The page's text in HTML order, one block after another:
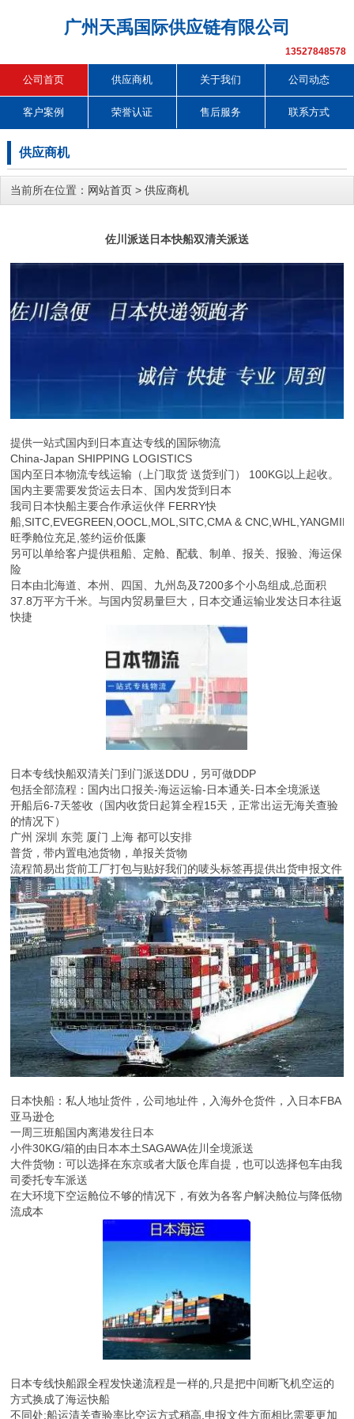
广州天禹国际供应链有限公司
13527848578
公司首页 供应商机 关于我们 公司动态
客户案例 荣誉认证 售后服务 联系方式
供应商机
当前所在位置： 网站首页 > 供应商机
佐川派送日本快船双清关派送
提供一站式国内到日本直达专线的国际物流
China-Japan SHIPPING LOGISTICS
国内至日本物流专线运输（上门取货 送货到门） 100KG以上起收。
国内主要需要发货运去日本、国内发货到日本
我司日本快船主要合作承运伙伴 FERRY快
船,SITC,EVEGREEN,OOCL,MOL,SITC,CMA &
旺季舱位充足,签约运价低廉
另可以单给客户提供租船、定舱、配载、制单、报关、报验、海运保
险
日本由北海道、本州、四国、九州岛及7200多个小岛组成,总面积
37.8万平方千米。与国内贸易量巨大，日本交通运输业发达日本往返
快捷
日本专线快船双清关门到门派送DDU，另可做DDP
包括全部流程：国内出口报关-海运运输-日本通关-日本全境派送
开船后6-7天签收（国内收货日起算全程15天，正常出运无海关查验
的情况下）
广州 深圳 东莞 厦门 上海 都可以安排
普货，带内置电池货物，单报关货物
流程简易出货前工厂打包与贴好我们的唛头标签再提供出货申报文件
日本快船：私人地址货件，公司地址件，入海外仓货件，入日本FBA
亚马逊仓
一周三班船国内离港发往日本
小件30KG/箱的由日本本土SAGAWA佐川全境派送
大件货物：可以选择在东京或者大阪仓库自提，也可以选择包车由我
司委托专车派送
在大环境下空运舱位不够的情况下，有效为各客户解决舱位与降低物
流成本
日本专线快船跟全程发快递流程是一样的,只是把中间断飞机空运的
方式换成了海运快船
不同处:船运清关查验率比空运方式稍高,申报文件方面相比需要更加